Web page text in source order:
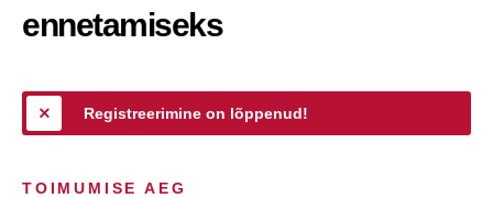
ennetamiseks
Registreerimine on lõppenud!
TOIMUMISE AEG